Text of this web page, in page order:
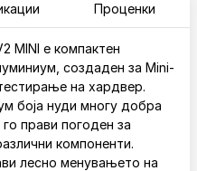
Проценки
MINI е компактен
создаден за Mini-
на хардвер.
боја нуди многу добра
прави погоден за
компоненти.
лесно менувањето на